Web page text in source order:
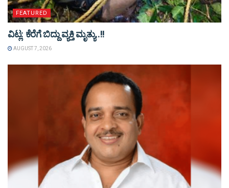
FEATURED
ವಿಟ್ಲ: ಕೆರೆಗೆ ಬಿದ್ದು ವ್ಯಕ್ತಿ ಮೃತ್ಯು..!!
AUGUST 7, 2026